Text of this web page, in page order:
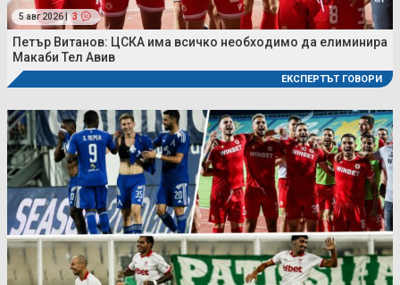
5 авг 2026 | 3
Петър Витанов: ЦСКА има всичко необходимо да елиминира
Макаби Тел Авив
ЕКСПЕРТЪТ ГОВОРИ